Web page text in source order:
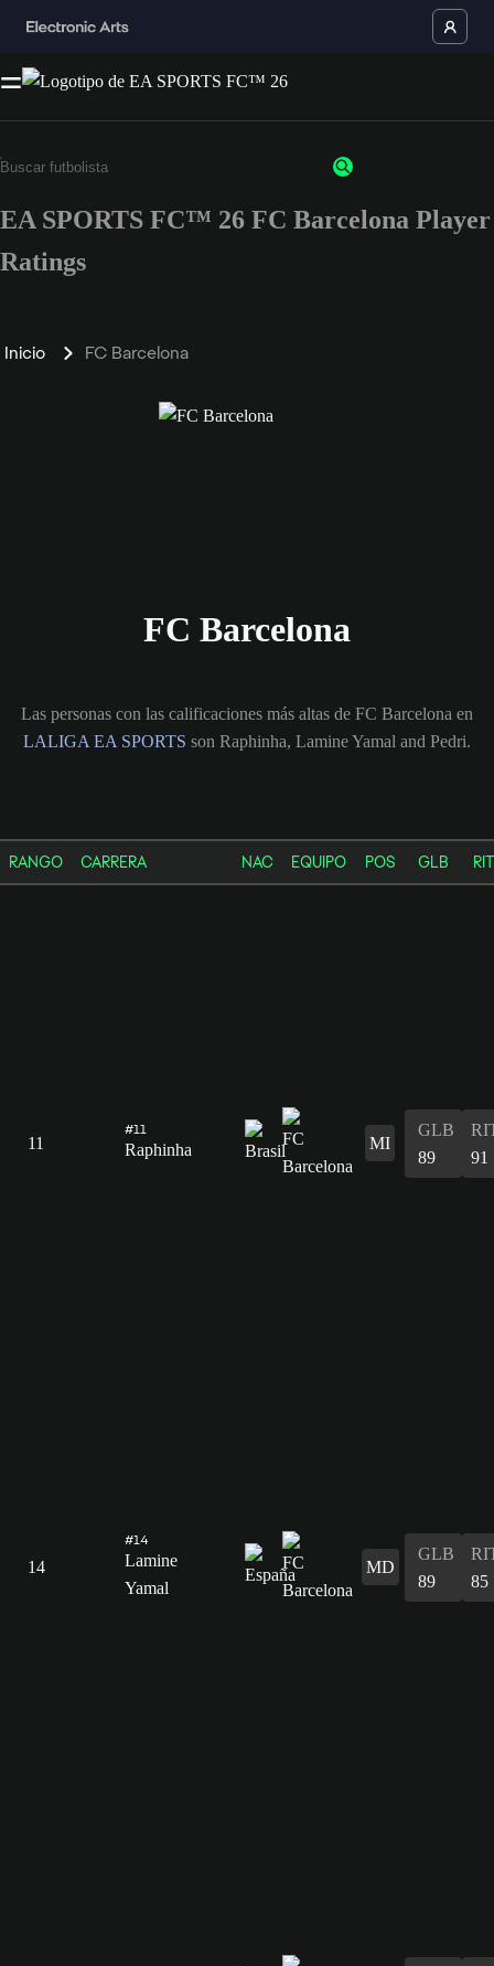
EA SPORTS FC™ 26 FC Barcelona Player
Ratings
Inicio FC Barcelona
FC Barcelona
Las personas con las calificaciones más altas de FC Barcelona en
LALIGA EA SPORTS son Raphinha, Lamine Yamal and Pedri.
RANGO CARRERA NAC EQUIPO POS GLB RIT
11
#11
Raphinha MI
GLB
89
91
14
#14
Lamine
Yamal
MD
GLB
89
85